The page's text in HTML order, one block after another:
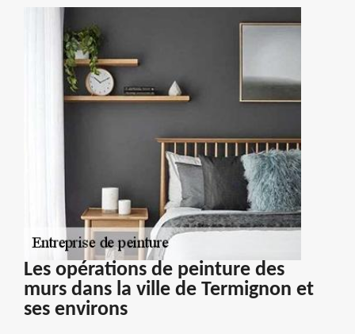
Les opérations de peinture des
murs dans la ville de Termignon et
ses environs